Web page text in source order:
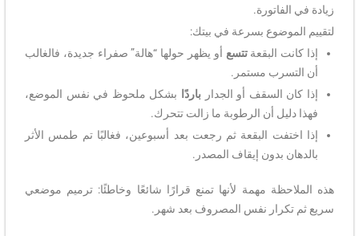
زيادة في الفاتورة.
لتقييم الموضوع بسرعة في بيتك:
إذا كانت البقعةتتسع أو يظهر حولها “هالة” صفراء جديدة، فالغالب
أن التسرب مستمر.
إذا كان السقف أو الجدار باردًا
بشكل ملحوظ في نفس الموضع،
فهذا دليل أن الرطوبة ما زالت تتحرك.
إذا اختفت البقعة ثم رجعت بعد أسبوعين، فغالبًا تم طمس الأثر
بالدهان بدون إيقاف المصدر.
هذه الملاحظة مهمة لأنها تمنع قرارًا شائعًا وخاطئًا: ترميم موضعي
سريع ثم تكرار نفس المصروف بعد شهر.